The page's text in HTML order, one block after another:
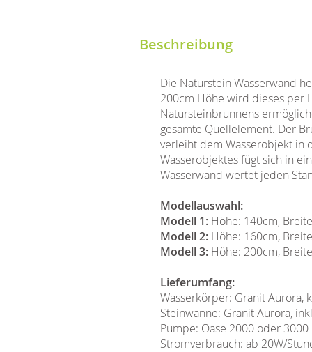
Beschreibung
Die Naturstein Wasserwand
200cm Höhe wird dieses per
Natursteinbrunnens
gesamte Quellelement. Der
verleiht dem Wasserobjekt in
Wasserobjektes fügt sich in
Wasserwand wertet jeden
Modellauswahl:
Modell 1: Höhe: 140cm,
Modell 2: Höhe: 160cm,
Modell 3: Höhe: 200cm,
Lieferumfang:
Wasserkörper: Granit
Steinwanne: Granit Aurora,
Pumpe: Oase 2000 oder
Stromverbrauch: ab 20W/